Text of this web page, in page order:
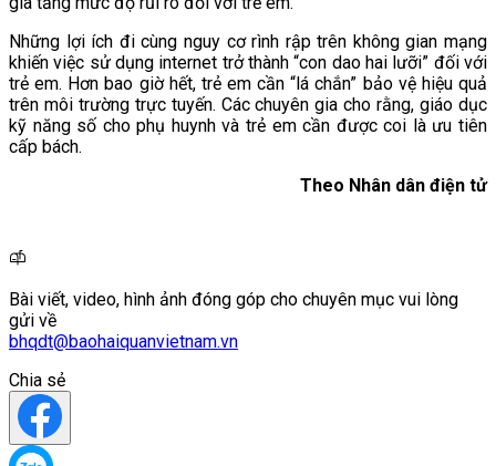
Những lợi ích đi cùng nguy cơ rình rập trên không gian mạng
khiến việc sử dụng internet trở thành “con dao hai lưỡi” đối với
trẻ em. Hơn bao giờ hết, trẻ em cần “lá chắn” bảo vệ hiệu quả
trên môi trường trực tuyến. Các chuyên gia cho rằng, giáo dục
kỹ năng số cho phụ huynh và trẻ em cần được coi là ưu tiên
cấp bách.
Theo Nhân dân điện tử
Bài viết, video, hình ảnh đóng góp cho chuyên mục vui lòng
gửi về
bhqdt@baohaiquanvietnam.vn
Chia sẻ